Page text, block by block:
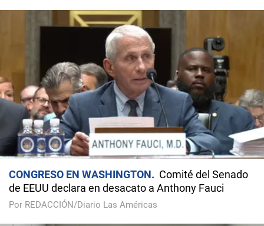
CONGRESO EN WASHINGTON
Comité del Senado
de EEUU declara en desacato a Anthony Fauci
Por REDACCIÓN/Diario Las Américas